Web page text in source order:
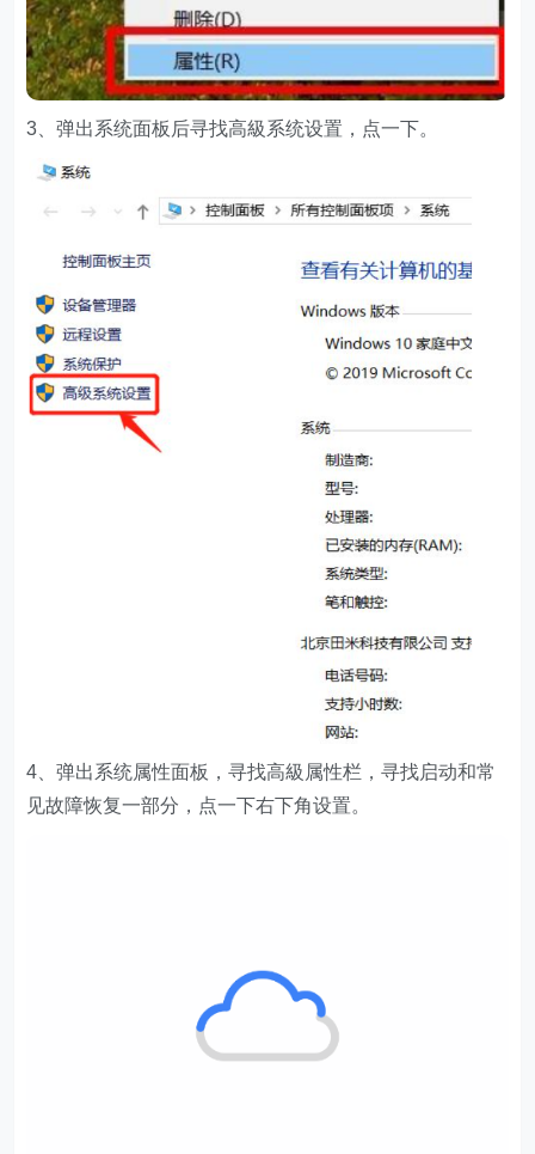
3、弹出系统面板后寻找高級系统设置，点一下。
4、弹出系统属性面板，寻找高級属性栏，寻找启动和常
见故障恢复一部分，点一下右下角设置。